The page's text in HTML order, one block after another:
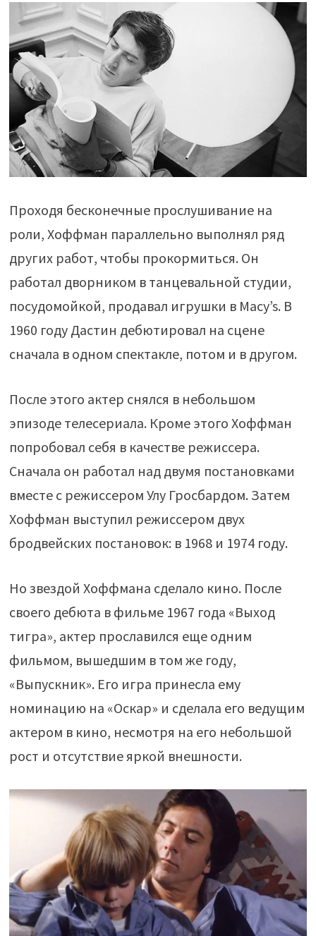
Проходя бесконечные прослушивание на
роли, Хоффман параллельно выполнял ряд
других работ, чтобы прокормиться. Он
работал дворником в танцевальной студии,
посудомойкой, продавал игрушки в Macy’s. В
1960 году Дастин дебютировал на сцене
сначала в одном спектакле, потом и в другом.
После этого актер снялся в небольшом
эпизоде телесериала. Кроме этого Хоффман
попробовал себя в качестве режиссера.
Сначала он работал над двумя постановками
вместе с режиссером Улу Гросбардом. Затем
Хоффман выступил режиссером двух
бродвейских постановок: в 1968 и 1974 году.
Но звездой Хоффмана сделало кино. После
своего дебюта в фильме 1967 года «Выход
тигра», актер прославился еще одним
фильмом, вышедшим в том же году,
«Выпускник». Его игра принесла ему
номинацию на «Оскар» и сделала его ведущим
актером в кино, несмотря на его небольшой
рост и отсутствие яркой внешности.